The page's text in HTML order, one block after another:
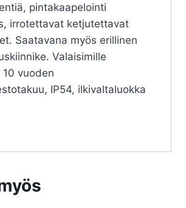
pintakaapelointi
irrotettavat ketjutettavat
Saatavana myös erillinen
Valaisimille
vuoden
IP54, ilkivaltaluokka